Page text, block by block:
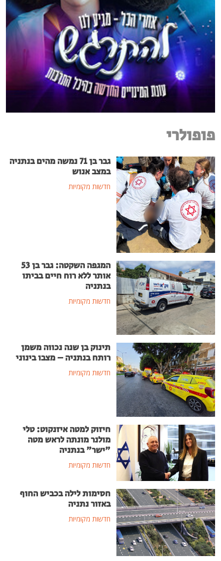
פופולרי
גבר בן 71 נמשה מהים בנתניה
במצב אנוש
חדשות מקומיות
המגפה השקטה: גבר בן 53
אותר ללא רוח חיים בביתו
בנתניה
חדשות מקומיות
תינוק בן שנה נכווה משמן
רותח בנתניה – מצבו בינוני
חדשות מקומיות
חיזוק למטה איזנקוט: טלי
מולנר מונתה לראש מטה
"ישר" בנתניה
חדשות מקומיות
חסימות לילה בכביש החוף
באזור נתניה
חדשות מקומיות